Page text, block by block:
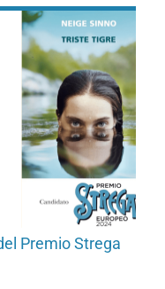
Premio Strega